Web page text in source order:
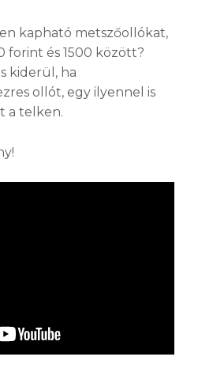
kapható metszőollókat,
forint és 1500 között?
kiderül, ha
ollót, egy ilyennel is
a telken.